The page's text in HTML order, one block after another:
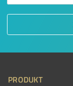
PRODUKT